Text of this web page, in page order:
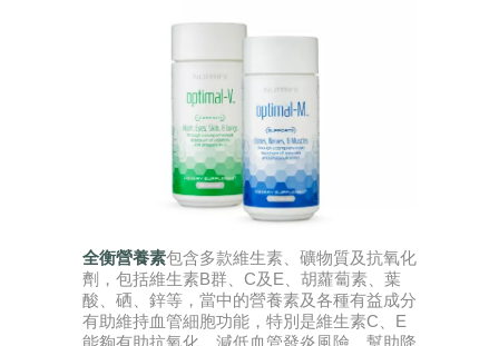
全衡營養素包含多款維生素、礦物質及抗氧化
劑，包括維生素B群、C及E、胡蘿蔔素、葉
酸、硒、鋅等，當中的營養素及各種有益成分
有助維持血管細胞功能，特別是維生素C、E
能夠有助抗氧化，減低血管發炎風險，幫助降